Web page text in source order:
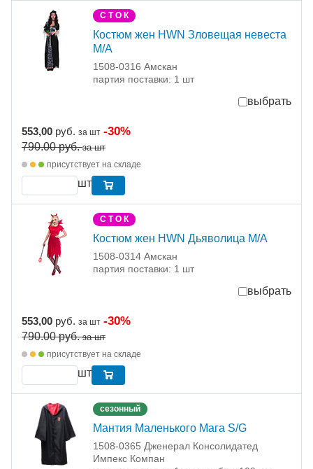
С Т О К
Костюм жен HWN Зловещая невеста
M/А
1508-0316 Амскан
партия поставки: 1 шт
выбрать
553,00 руб. за шт -30%
790.00руб. за шт
присутствует на складе
шт
С Т О К
Костюм жен HWN Дьяволица M/A
1508-0314 Амскан
партия поставки: 1 шт
выбрать
553,00 руб. за шт -30%
790.00руб. за шт
присутствует на складе
шт
сезонный
Мантия Маленького Мага S/G
1508-0365 Дженерал Консолидатед
Импекс Компан